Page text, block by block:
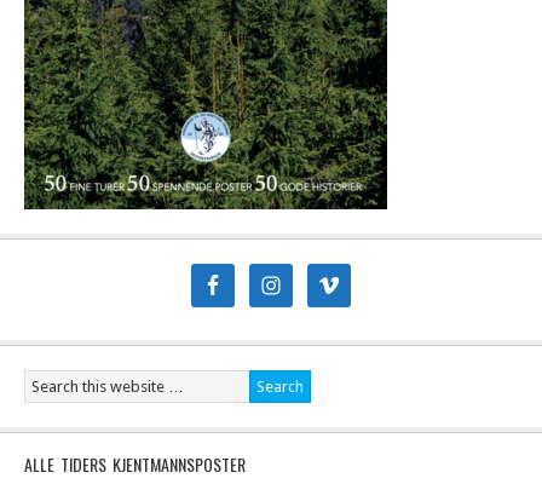
ALLE TIDERS KJENTMANNSPOSTER